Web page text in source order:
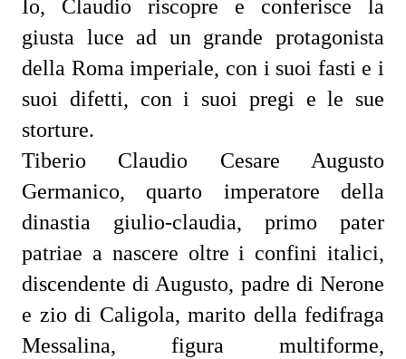
Io, Claudio riscopre e conferisce la
giusta luce ad un grande protagonista
della Roma imperiale, con i suoi fasti e i
suoi difetti, con i suoi pregi e le sue
storture.
Tiberio Claudio Cesare Augusto
Germanico, quarto imperatore della
dinastia giulio-claudia, primo pater
patriae a nascere oltre i confini italici,
discendente di Augusto, padre di Nerone
e zio di Caligola, marito della fedifraga
Messalina, figura multiforme,